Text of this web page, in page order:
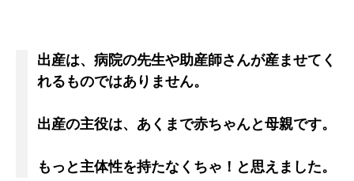
出産は、病院の先生や助産師さんが産ませてく
れるものではありません。
出産の主役は、あくまで赤ちゃんと母親です。
もっと主体性を持たなくちゃ！と思えました。